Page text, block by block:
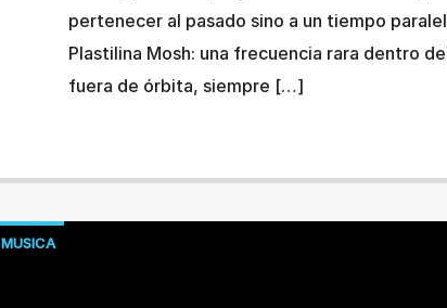
pertenecer al pasado sino a un tiempo
Plastilina Mosh: una frecuencia rara dentro
fuera de órbita, siempre […]
MUSICA